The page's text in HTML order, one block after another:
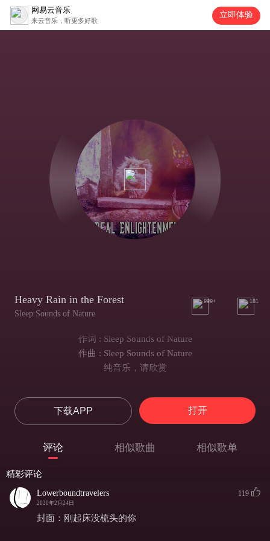
网易云音乐
来云音乐，听更多好歌
立即体验
Heavy Rain in the Forest
Sleep Sounds of Nature
999+ 181
作词 : Sleep Sounds of Nature
作曲 : Sleep Sounds of Nature
纯音乐，请欣赏
下载APP 打开
评论 相似歌曲 相似歌单
精彩评论
Lowerboundtravelers
2020年2月24日
119
封面：刚起床没梳头的你